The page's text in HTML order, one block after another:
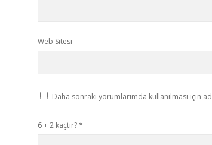
Web Sitesi
Daha sonraki yorumlarımda kullanılması için
6 + 2 kaçtır?*